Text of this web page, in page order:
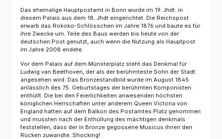
Das ehemalige Hauptpostamt in Bonn wurde im 19. Jhdt. in
diesem Palais aus dem 18. Jhdt eingerichtet. Die Reichspost
erwarb das Rokoko-Schlösschen im Jahre 1876 und baute es für
ihre Zwecke um. Teile des Baus werden bis heute von der
deutschen Post genutzt, auch wenn die Nutzung als Hauptpost
im Jahre 2008 endete.
Vor dem Palais auf dem Münsterplatz steht das Denkmal für
Ludwig van Beethoven, der als der berühmteste Sohn der Stadt
angesehen wird. Das Bronzestandbild wurde im August 1845
anlässlich des 75. Geburtstages der berühmten Komponisten
enthüllt. Die bei den Feierlichkeiten anwesenden höchsten
königlichen Herrschaften unter anderem Queen Victoria von
England hatten auf dem Balkon des Postamtes Platz genommen
und mussten nach der Enthüllung des mächtigen denkmals
feststellen, dass der in Bronze gegossene Musicus ihnen den
Rücken zuwandte. Shocking!